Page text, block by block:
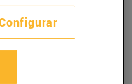
juntament amb
la Mobilitat i el
de la